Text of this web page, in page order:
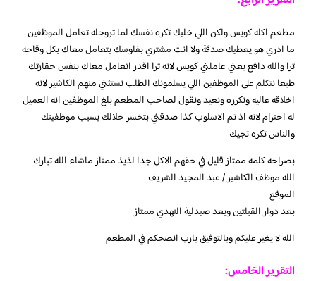
مطعم اكله كويس ولكن اللي خليك تكره نفسك لما تروحله تعامل الموظفين
ما ادري هو يعطيك صدقة ولا انت مشتري بفلوسك يتعامل معاك بكل وقاحه
ترا والله دافع يعني عاملني كويس لانه ترا اقدر اتعامل معاك بنفس حقارتك
طبعا نتكلم على الموظفين اللي يسلمونك الطلب نستثني منهم الكاشير لانه
اخلاقه عاليه ونكرره ونعيد ونقول لصاحب المطعم بلغ الموظفين انه العميل
له احترام لانه اذ تم الاسلوب كذا صدقني بتخسر حلالك بسبب موظفينك
والناس تكره تجيك
بصراحه كلمه ممتاز قليل في حقهم الاكل جدا لذيذ ممتاز ماشاء الله تبارك
الله موظف الكاشير / عبد المجيد الشريف
الموقع
بعد دوار القبلتين وبعد صيدلية النهدي ممتاز
الله لا يغير عليكم وبالتوفيق يارب انصحكم في المطعم
التقرير الخامس: